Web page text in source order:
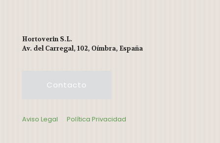
Hortoverin S.L.
Av. del Carregal, 102, Oímbra, España
Contacto
Aviso Legal Política Privacidad